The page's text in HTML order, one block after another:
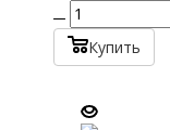
Купить